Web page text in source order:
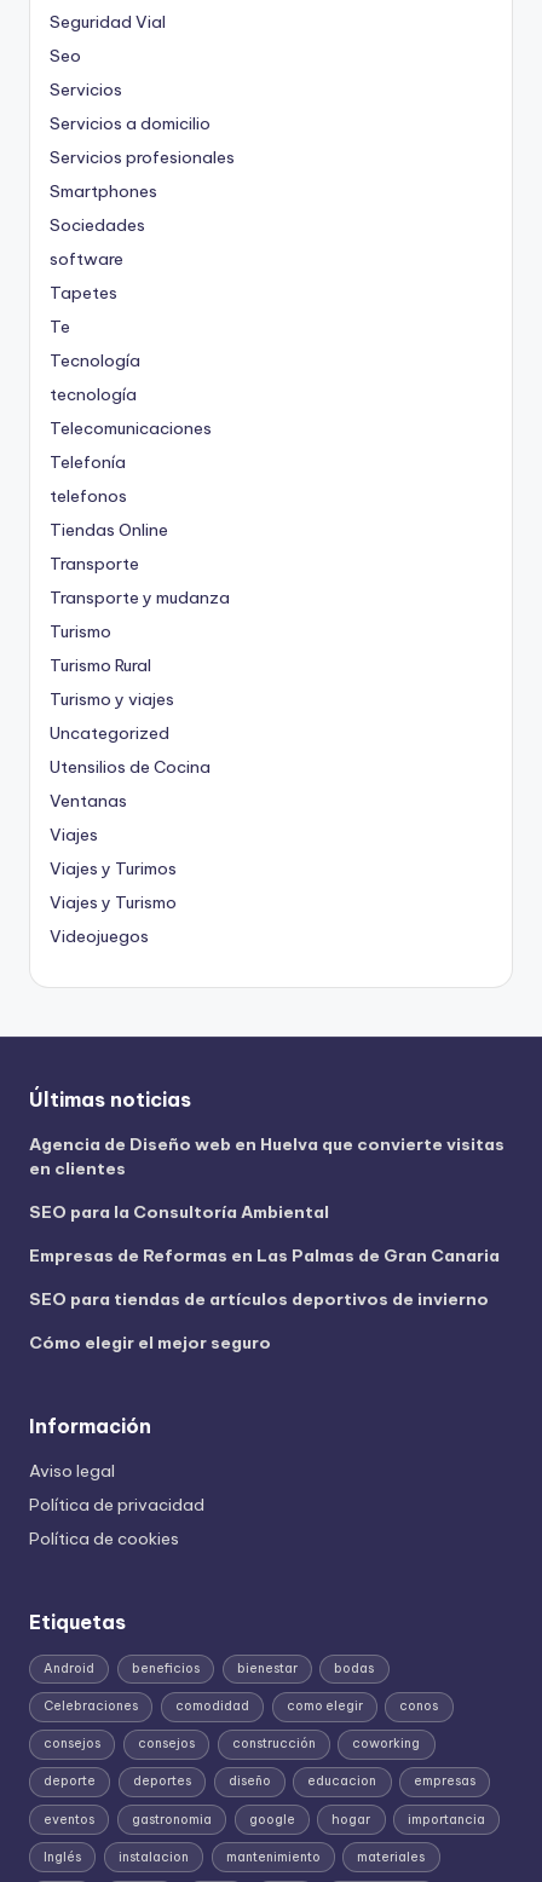
Seguridad Vial
Seo
Servicios
Servicios a domicilio
Servicios profesionales
Smartphones
Sociedades
software
Tapetes
Te
Tecnología
tecnología
Telecomunicaciones
Telefonía
telefonos
Tiendas Online
Transporte
Transporte y mudanza
Turismo
Turismo Rural
Turismo y viajes
Uncategorized
Utensilios de Cocina
Ventanas
Viajes
Viajes y Turimos
Viajes y Turismo
Videojuegos
Últimas noticias
Agencia de Diseño web en Huelva que convierte visitas
en clientes
SEO para la Consultoría Ambiental
Empresas de Reformas en Las Palmas de Gran Canaria
SEO para tiendas de artículos deportivos de invierno
Cómo elegir el mejor seguro
Información
Aviso legal
Política de privacidad
Política de cookies
Etiquetas
Android beneficios bienestar bodas
Celebraciones comodidad como elegir conos
consejos consejos construcción coworking
deporte deportes diseño educacion empresas
eventos gastronomia google hogar importancia
Inglés instalacion mantenimiento materiales